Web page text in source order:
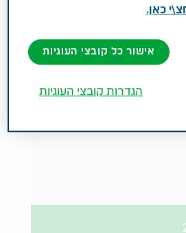
כאן.
אישור כל קובצי העוגיות
הגדרות קובצי העוגיות